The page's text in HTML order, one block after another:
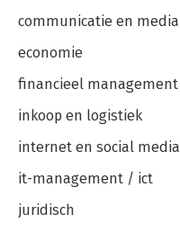
communicatie en media
economie
financieel management
inkoop en logistiek
internet en social media
it-management / ict
juridisch